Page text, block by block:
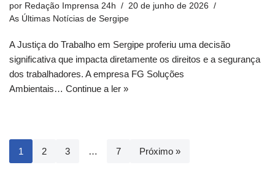
por Redação Imprensa 24h
20 de junho de 2026
As Últimas Notícias de Sergipe
A Justiça do Trabalho em Sergipe proferiu uma decisão
significativa que impacta diretamente os direitos e a segurança
dos trabalhadores. A empresa FG Soluções
Ambientais… Continue a ler »
1 2 3 … 7 Próximo »